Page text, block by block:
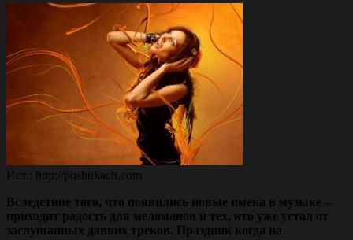
Ист.: http://poshukach.com
Вследствие того, что появились новые имена в музыке –
приходит радость для меломанов и тех, кто уже устал от
заслушанных давних треков. Праздник когда на